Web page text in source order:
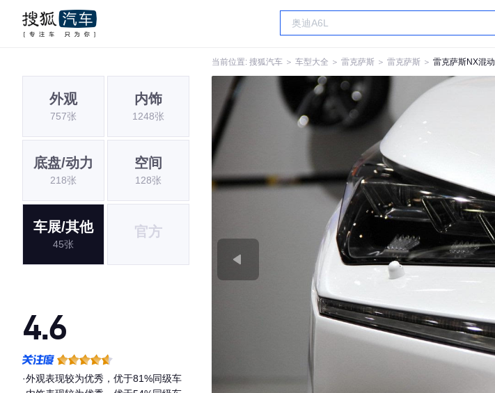
当前位置: 搜狐汽车 ＞ 车型大全 ＞ 雷克萨斯 ＞ 雷克萨斯 ＞ 雷克萨斯NX混动
外观
757张
内饰
1248张
底盘/动力
218张
空间
128张
车展/其他
45张
官方
4.6
·外观表现较为优秀，优于81%同级车